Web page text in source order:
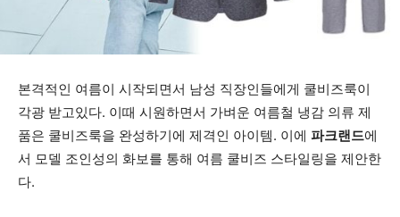
본격적인 여름이 시작되면서 남성 직장인들에게 쿨비즈룩이
각광 받고있다. 이때 시원하면서 가벼운 여름철 냉감 의류 제
품은 쿨비즈룩을 완성하기에 제격인 아이템. 이에 파크랜드에
서 모델 조인성의 화보를 통해 여름 쿨비즈 스타일링을 제안한
다.